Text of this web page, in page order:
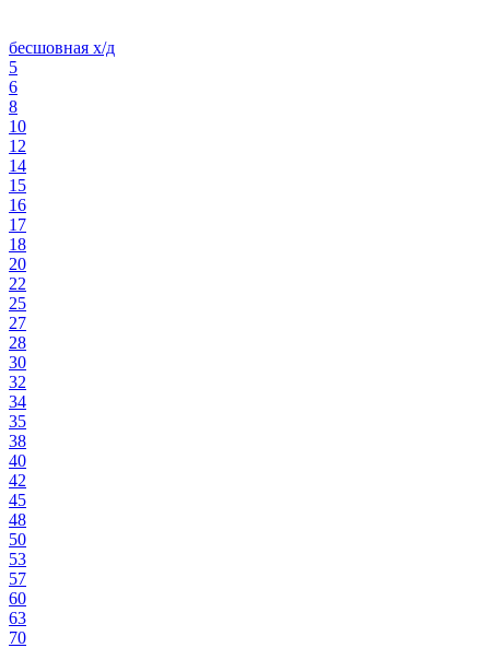
бесшовная х/д
5
6
8
10
12
14
15
16
17
18
20
22
25
27
28
30
32
34
35
38
40
42
45
48
50
53
57
60
63
70